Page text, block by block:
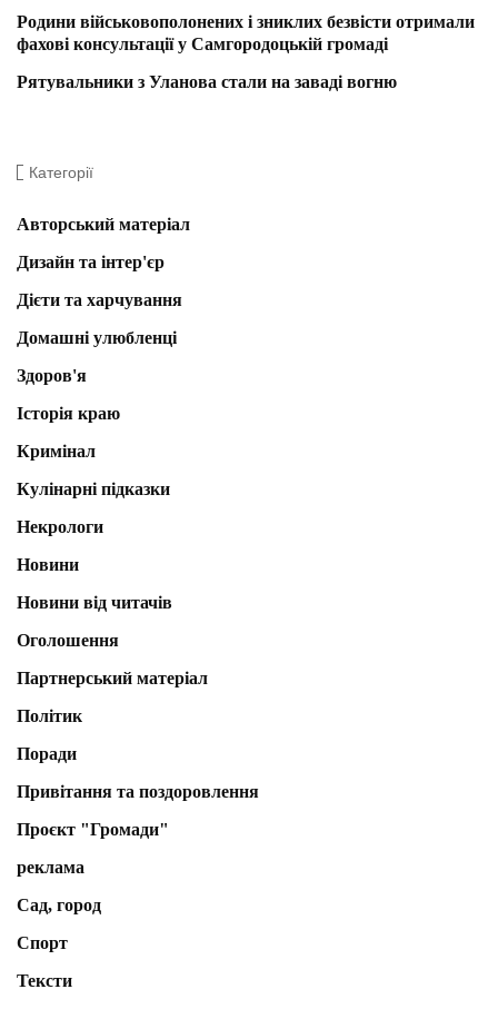
Родини військовополонених і зниклих безвісти отримали
фахові консультації у Самгородоцькій громаді
Рятувальники з Уланова стали на заваді вогню
Категорії
Авторський матеріал
Дизайн та інтер'єр
Дієти та харчування
Домашні улюбленці
Здоров'я
Історія краю
Кримінал
Кулінарні підказки
Некрологи
Новини
Новини від читачів
Оголошення
Партнерський матеріал
Політик
Поради
Привітання та поздоровлення
Проєкт "Громади"
реклама
Сад, город
Спорт
Тексти